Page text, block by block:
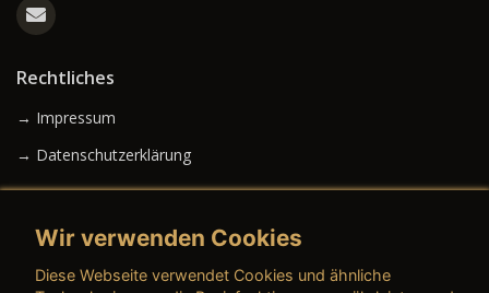
Rechtliches
→ Impressum
→ Datenschutzerklärung
Wir verwenden Cookies
Diese Webseite verwendet Cookies und ähnliche